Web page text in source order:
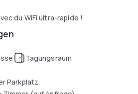
du WiFi ultra-rapide !
Tagungsraum
Parkplatz